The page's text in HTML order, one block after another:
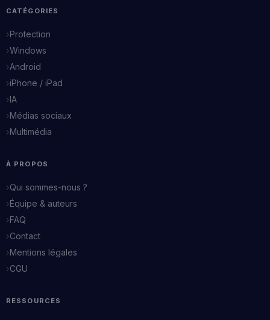
CATÉGORIES
Protection
Windows
Android
iPhone / iPad
IA
Médias sociaux
Multimédia
À PROPOS
Qui sommes-nous ?
Équipe & auteurs
FAQ
Contact
Mentions légales
CGU
RESSOURCES